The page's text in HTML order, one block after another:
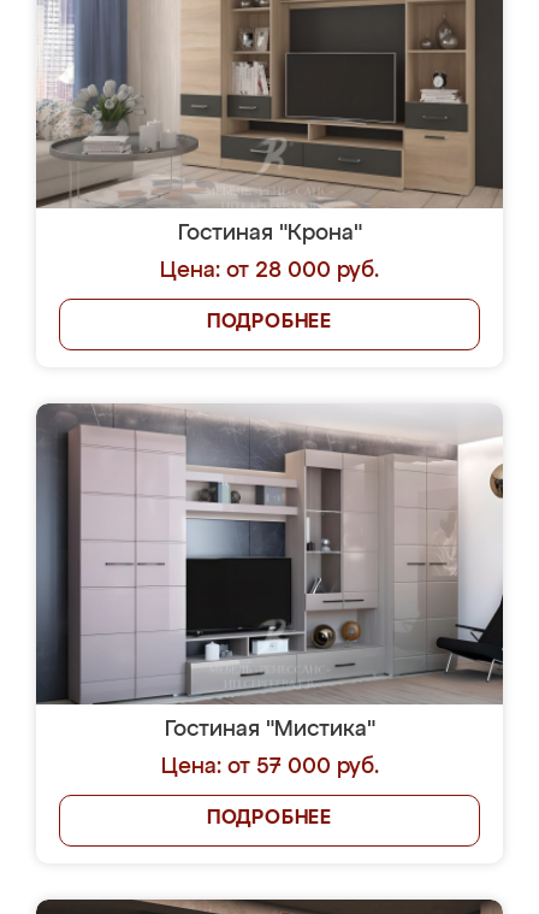
Гостиная "Крона"
Цена: от 28 000 руб.
ПОДРОБНЕЕ
Гостиная "Мистика"
Цена: от 57 000 руб.
ПОДРОБНЕЕ